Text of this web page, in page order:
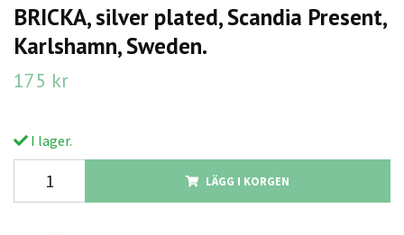
BRICKA, silver plated, Scandia Present,
Karlshamn, Sweden.
175 kr
I lager.
LÄGG I KORGEN